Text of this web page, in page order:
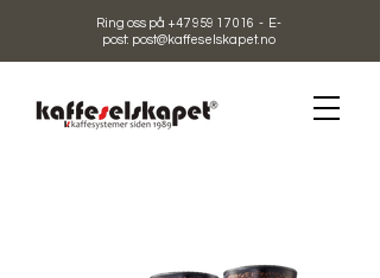
Ring oss på +47 959 17 016 - E-
post: post@kaffeselskapet.no